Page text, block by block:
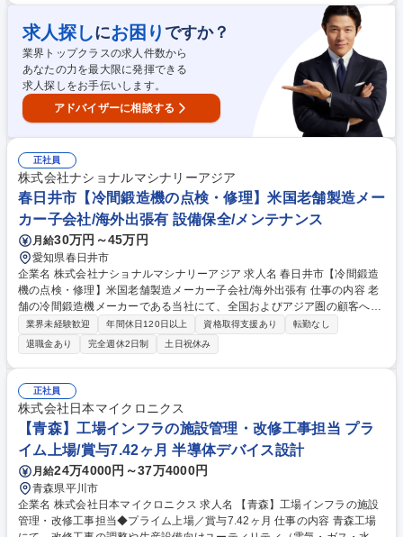
管理・調整業務が中心です。 ■工程管理・品質管理（ハード・ソフト）■
試運転調整の差配 ■不具合調査および客先への対策提案。■問題化解決、
分析 ■海外開発部門やサプライヤーとの連携、現地課題の解決 ■仕様書・
レポート等の書類作成。■PMとしての指示・マネジメント 募集職種 新橋
【蓄電システムPM】電気工事士の資格活かす/年収800万～/転勤無
求人探しにお困り ですか？
業界トップクラスの求人件数から
あなたの力を最大限に発揮できる
求人探しをお手伝いします。
アドバイザーに相談する
正社員
株式会社ナショナルマシナリーアジア
春日井市【冷間鍛造機の点検・修理】米国老舗製造メー
カー子会社/海外出張有 設備保全/メンテナンス
月給30万円～45万円
愛知県春日井市
企業名 株式会社ナショナルマシナリーアジア 求人名 春日井市【冷間鍛造
機の点検・修理】米国老舗製造メーカー子会社/海外出張有 仕事の内容 老
舗の冷間鍛造機メーカーである当社にて、全国およびアジア圏の顧客へ納
入された機械の点検・修理業務をお任せいたします。常に先輩とペアで動
くため安心して高度な技術を習得できる環境が整っています。 ■全国およ
びアジア圏の顧客工場における冷間鍛造機の定期点検、メンテナンスおよ
び故障対応■機械全体の分解・清掃・精度回復を行うオーバーホール業務
（自社工場内作業あり）■顧客先への定期的な出張対応（基本2名1組のペ
アで対応）■見積作成や部品発注等の事務作業は専用部署が対応するた
め、サービスエンジニアとして機械対応の現場作業に専念できます。【業
務内容の変更範囲】当社の指定する業務 募集職種 春日井市【冷間鍛造機
の点検・修理】米国老舗製造メーカー子会社/海外出張有
業界未経験歓迎 年間休日120日以上 資格取得支援あり
転勤なし
退職金あり
完全週休2日制 土日祝休み
正社員
株式会社日本マイクロニクス
【青森】工場インフラの施設管理・改修工事担当 プラ
イム上場/賞与7.42ヶ月 半導体デバイス設計
月給24万4000円～37万4000円
青森県平川市
企業名 株式会社日本マイクロニクス 求人名 【青森】工場インフラの施設
管理・改修工事担当◆プライム上場／賞与7.42ヶ月 仕事の内容 青森工場